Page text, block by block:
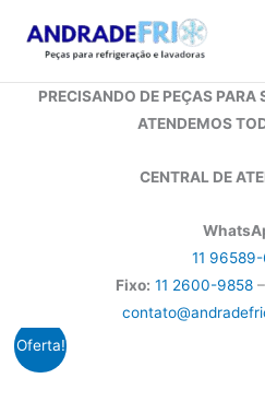
para
conteúdo
PRECISANDO DE PEÇAS PARA
ATENDEMOS
CENTRAL DE
11
Fixo: 11 2600-9858 –
Oferta!